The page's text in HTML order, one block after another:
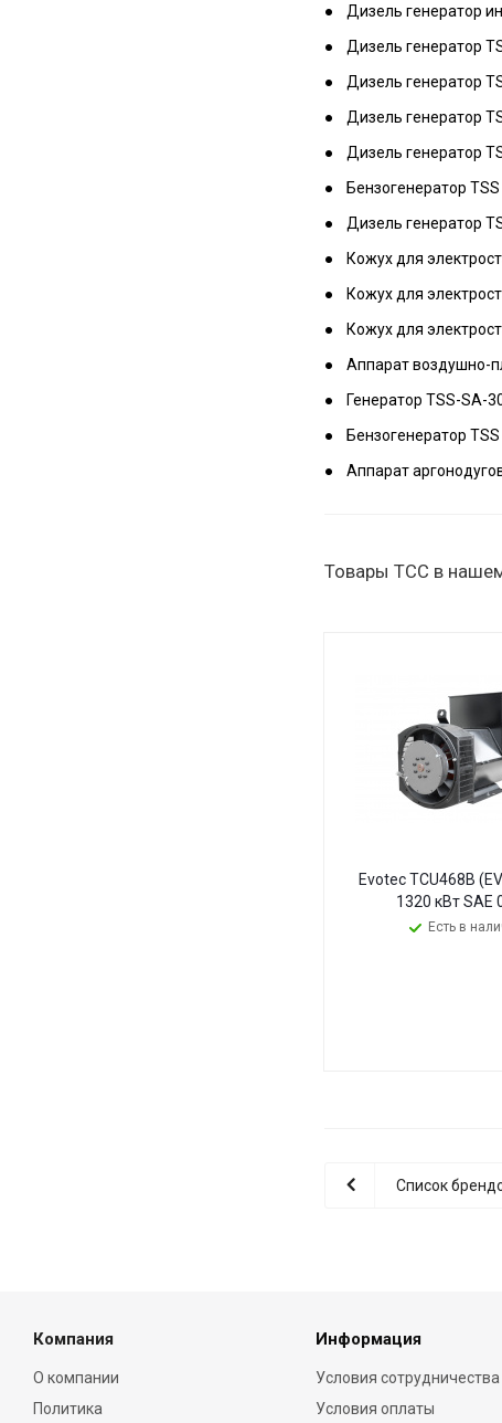
Дизель генератор
Дизель генератор
Дизель генератор
Дизель генератор
Дизель генератор
Бензогенератор
Дизель генератор
Кожух для
Кожух для
Кожух для
Аппарат воздушно-
Генератор TSS-SA-
Бензогенератор
Аппарат
Товары ТСС в
Evotec TCU468B
1320 кВт SAE
Есть в
Список
Компания
О компании
Политика
Информация
Условия сотрудничества
Условия оплаты